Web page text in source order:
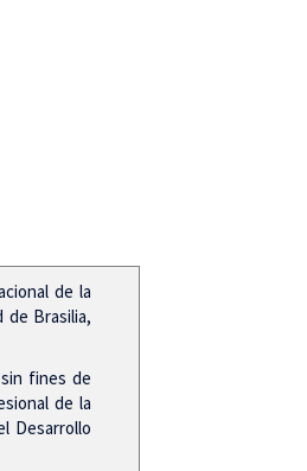
de la
de Brasilia,
fines de
de la
Desarrollo